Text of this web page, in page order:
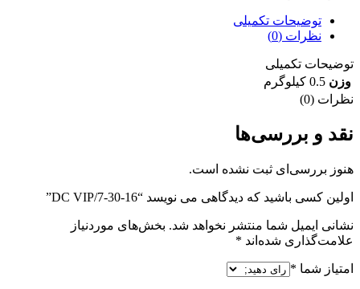
توضیحات تکمیلی
نظرات (0)
توضیحات تکمیلی
وزن 0.5 کیلوگرم
نظرات (0)
نقد و بررسی‌ها
هنوز بررسی‌ای ثبت نشده است.
اولین کسی باشید که دیدگاهی می نویسد “16-30-7/DC VIP”
نشانی ایمیل شما منتشر نخواهد شد. بخش‌های موردنیاز
علامت‌گذاری شده‌اند *
امتیاز شما *